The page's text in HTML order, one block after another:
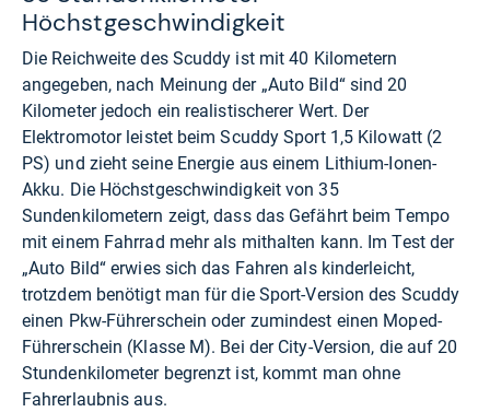
Höchstgeschwindigkeit
Die Reichweite des Scuddy ist mit 40 Kilometern
angegeben, nach Meinung der „Auto Bild“ sind 20
Kilometer jedoch ein realistischerer Wert. Der
Elektromotor leistet beim Scuddy Sport 1,5 Kilowatt (2
PS) und zieht seine Energie aus einem Lithium-Ionen-
Akku. Die Höchstgeschwindigkeit von 35
Sundenkilometern zeigt, dass das Gefährt beim Tempo
mit einem Fahrrad mehr als mithalten kann. Im Test der
„Auto Bild“ erwies sich das Fahren als kinderleicht,
trotzdem benötigt man für die Sport-Version des Scuddy
einen Pkw-Führerschein oder zumindest einen Moped-
Führerschein (Klasse M). Bei der City-Version, die auf 20
Stundenkilometer begrenzt ist, kommt man ohne
Fahrerlaubnis aus.